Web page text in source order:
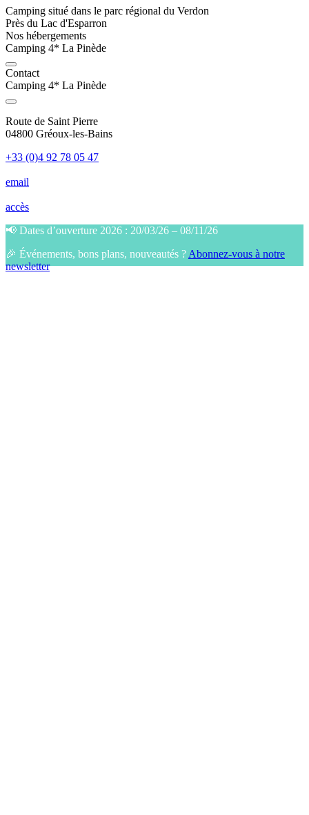
Camping situé dans le parc régional du Verdon
Près du Lac d'Esparron
Nos hébergements
Camping 4* La Pinède
Contact
Camping 4* La Pinède
Route de Saint Pierre
04800 Gréoux-les-Bains
+33 (0)4 92 78 05 47
email
accès
📢 Dates d’ouverture 2026 : 20/03/26 – 08/11/26
🎉 Événements, bons plans, nouveautés ? Abonnez-vous à notre
newsletter